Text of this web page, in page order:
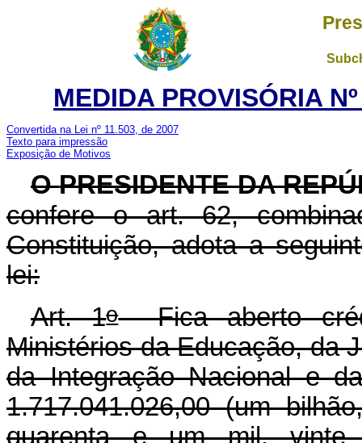
MEDIDA PROVISÓRIA
Convertida na Lei nº 11.503, de 2007
Texto para impressão
Exposição de Motivos
O PRESIDENTE DA
confere o art. 62,
Constituição, adota a
lei:
Art. 1oFica aberto
Ministérios da Educação, da
da Integração Nacional e
1.717.041.026,00 (um
quarenta e um mil,